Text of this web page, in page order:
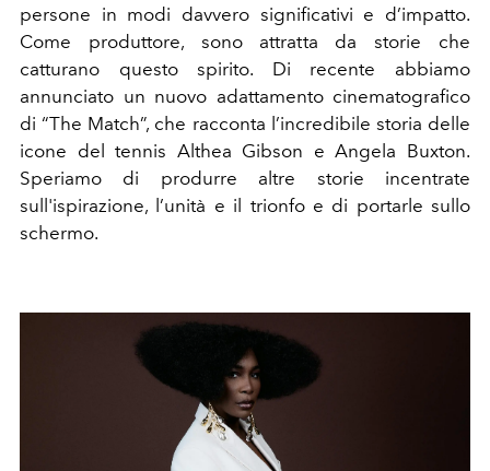
persone in modi davvero significativi e d’impatto.
Come produttore, sono attratta da storie che
catturano questo spirito. Di recente abbiamo
annunciato un nuovo adattamento cinematografico
di “The Match”, che racconta l’incredibile storia delle
icone del tennis Althea Gibson e Angela Buxton.
Speriamo di produrre altre storie incentrate
sull'ispirazione, l’unità e il trionfo e di portarle sullo
schermo.